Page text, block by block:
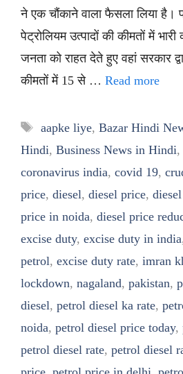
ने एक चौंकाने वाला फैसला लिया है।
पेट्रोलियम उत्पादों की कीमतों में
जनता को राहत देते हुए वहां सरकार
कीमतों में 15 से … Read more
Tags
aapke liye, Bazar Hindi
Hindi, Business News in Hindi,
coronavirus india, covid 19,
price, diesel, diesel price,
price in noida, diesel price
excise duty, excise duty in india
petrol, excise duty rate, imran
lockdown, nagaland, pakistan,
diesel, petrol diesel ka rate,
noida, petrol diesel price today,
petrol diesel rate, petrol diesel